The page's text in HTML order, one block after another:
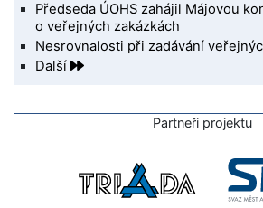
Předseda ÚOHS zahájil Májovou
o veřejných zakázkách
Nesrovnalosti při zadávání
Další
Partneři projektu